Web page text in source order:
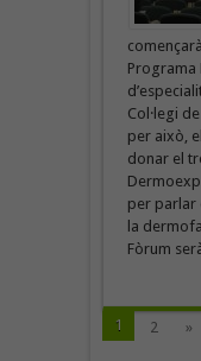
Col·legi
per això,
donar el
per parlar
la
Fòrum
1 2 »